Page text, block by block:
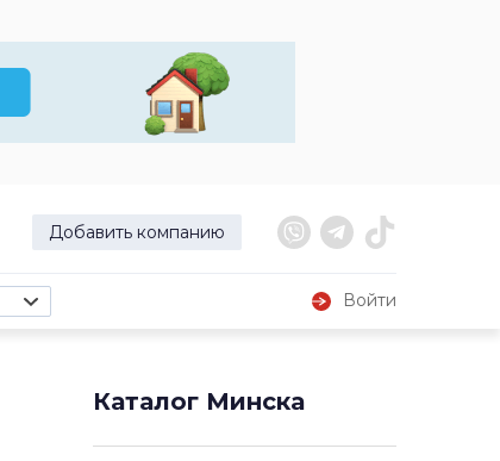
Добавить компанию
Войти
Каталог Минска